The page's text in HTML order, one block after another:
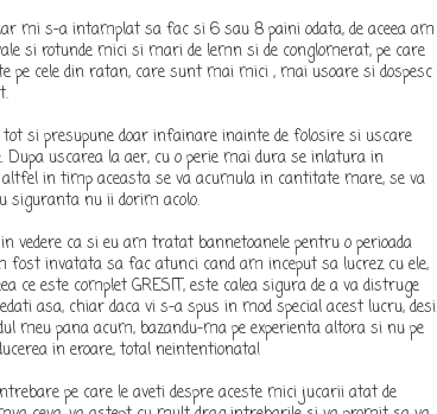
mi s-a intamplat sa fac si 6 sau 8 paini odata, de aceea am
si rotunde mici si mari de lemn si de conglomerat, pe care
pe cele din ratan, care sunt mai mici , mai usoare si dospesc
si presupune doar infainare inainte de folosire si uscare
uscarea la aer, cu o perie mai dura se inlatura in
in timp aceasta se va acumula in cantitate mare, se va
siguranta nu ii dorim acolo.
vedere ca si eu am tratat bannetoanele pentru o perioada
fost invatata sa fac atunci cand am inceput sa lucrez cu ele,
ce este complet GRESIT, este calea sigura de a va distruge
asa, chiar daca vi s-a spus in mod special acest lucru, desi
meu pana acum, bazandu-ma pe experienta altora si nu pe
in eroare, total neintentionata!
pe care le aveti despre aceste mici jucarii atat de